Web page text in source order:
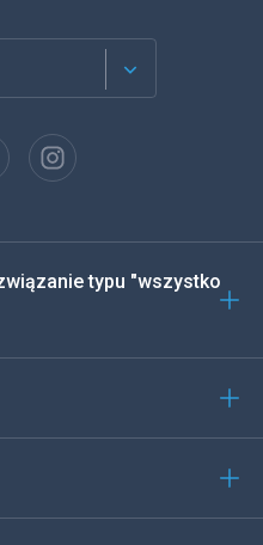
typu "wszystko